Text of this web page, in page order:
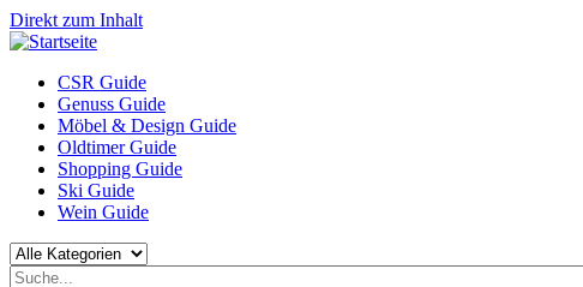
Direkt zum Inhalt
CSR Guide
Genuss Guide
Möbel & Design Guide
Oldtimer Guide
Shopping Guide
Ski Guide
Wein Guide